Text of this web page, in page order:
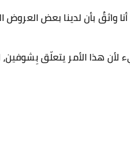
واثقٌ بأن لدينا بعض العروض
هذا الأمر يتعلّق